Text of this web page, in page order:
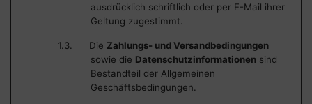
ausdrücklich schriftlich oder per E-Mail ihrer
Geltung zugestimmt.
1.3. Die Zahlungs- und Versandbedingungen
sowie die Datenschutzinformationen sind
Bestandteil der Allgemeinen
Geschäftsbedingungen.